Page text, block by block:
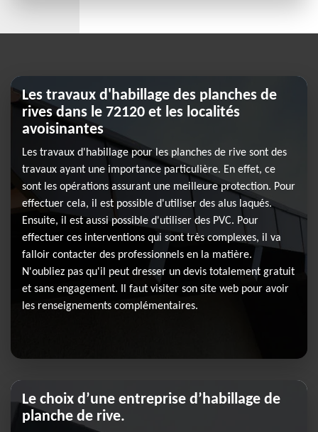
Les travaux d'habillage des planches de
rives dans le 72120 et les localités
avoisinantes
Les travaux d'habillage pour les planches de rive sont des
travaux ayant une importance particulière. En effet, ce
sont les opérations assurant une meilleure protection. Pour
effectuer cela, il est possible d'utiliser des alus laqués.
Ensuite, il est aussi possible d'utiliser des PVC. Pour
effectuer ces interventions qui sont très complexes, il va
falloir contacter des professionnels en la matière.
N'oubliez pas qu'il peut dresser un devis totalement gratuit
et sans engagement. Il faut visiter son site web pour avoir
les renseignements complémentaires.
Le choix d’une entreprise d’habillage de
planche de rive.